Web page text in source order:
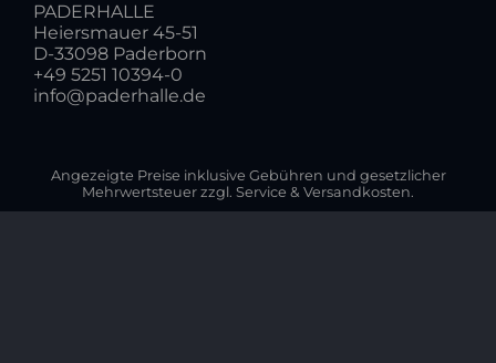
PADERHALLE
Heiersmauer 45-51
D-33098 Paderborn
+49 5251 10394-0
info@paderhalle.de
Angezeigte Preise inklusive Gebühren und gesetzlicher
Mehrwertsteuer zzgl. Service & Versandkosten.